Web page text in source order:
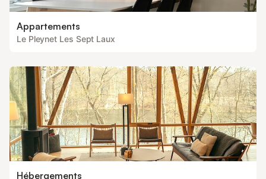
Appartements
Le Pleynet Les Sept Laux
Hébergements